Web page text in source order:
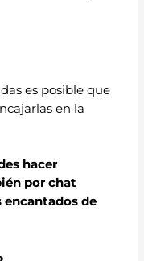
es posible que
en la
hacer
por chat
encantados de